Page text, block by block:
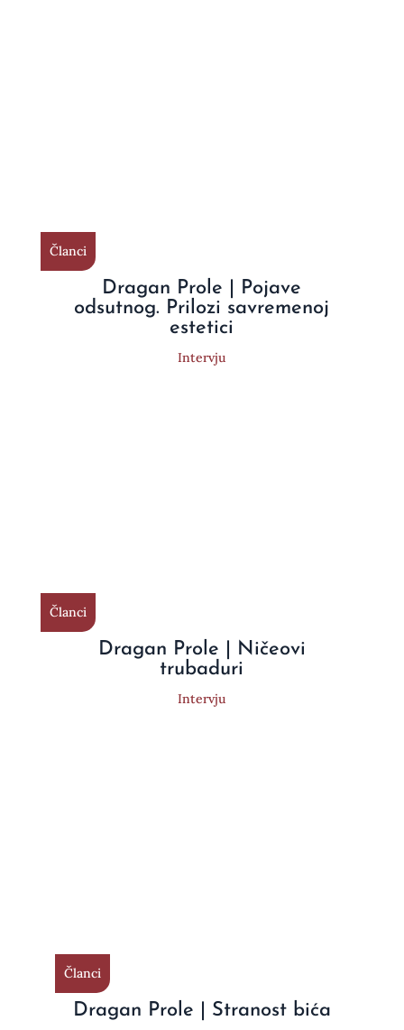
Članci
Dragan Prole | Pojave
odsutnog. Prilozi savremenoj
estetici
Intervju
Članci
Dragan Prole | Ničeovi
trubaduri
Intervju
Članci
Dragan Prole | Stranost bića